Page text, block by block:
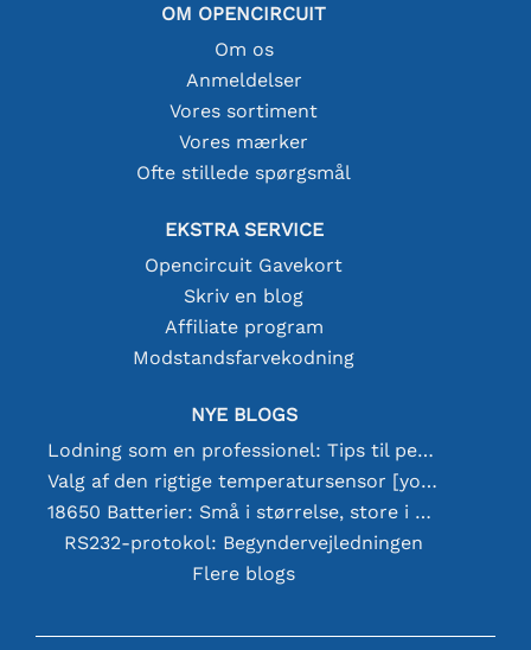
OM OPENCIRCUIT
Om os
Anmeldelser
Vores sortiment
Vores mærker
Ofte stillede spørgsmål
EKSTRA SERVICE
Opencircuit Gavekort
Skriv en blog
Affiliate program
Modstandsfarvekodning
NYE BLOGS
Lodning som en professionel: Tips til perfekte elektroniske forbindelser
Valg af den rigtige temperatursensor [youtube]
18650 Batterier: Små i størrelse, store i ydeevne
RS232-protokol: Begyndervejledningen
Flere blogs